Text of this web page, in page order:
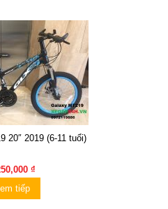
20″ 2019 (6-11 tuổi)
₫
tiếp